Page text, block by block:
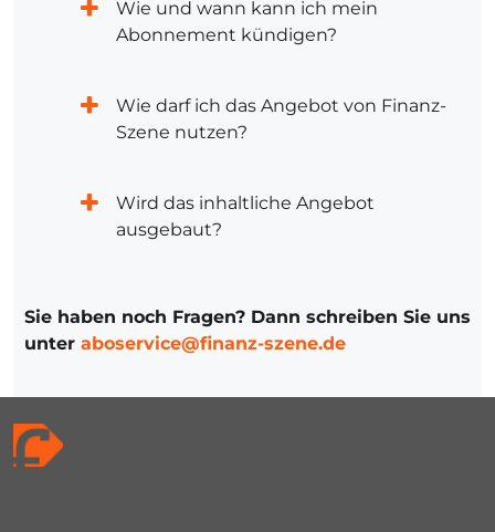
Wie und wann kann ich mein
Abonnement kündigen?
Wie darf ich das Angebot von Finanz-
Szene nutzen?
Wird das inhaltliche Angebot
ausgebaut?
Sie haben noch Fragen? Dann schreiben Sie uns
unter aboservice@finanz-szene.de